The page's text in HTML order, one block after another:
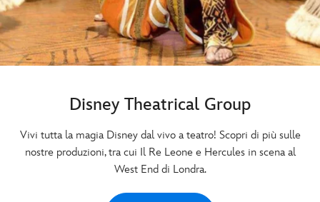
Disney Theatrical Group
Vivi tutta la magia Disney dal vivo a teatro! Scopri di più sulle
nostre produzioni, tra cui Il Re Leone e Hercules in scena al
West End di Londra.